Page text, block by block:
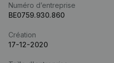
Numéro d’entreprise
BE0759.930.860
Création
17-12-2020